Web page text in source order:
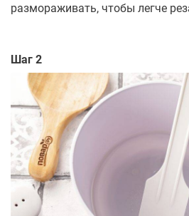
размораживать, чтобы легче
Шаг 2